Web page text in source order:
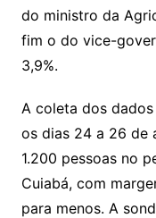
do ministro da
fim o do vice-
3,9%.
A coleta dos
os dias 24 a 26 de
1.200 pessoas no
Cuiabá, com
para menos. A